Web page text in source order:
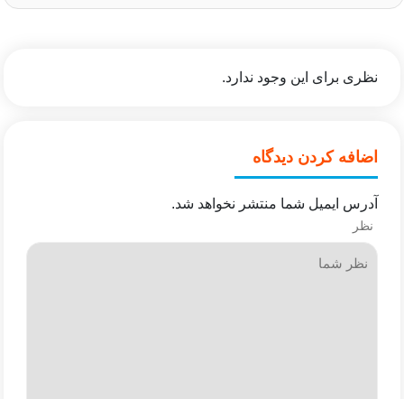
نظری برای این وجود ندارد.
اضافه کردن دیدگاه
آدرس ایمیل شما منتشر نخواهد شد.
نظر